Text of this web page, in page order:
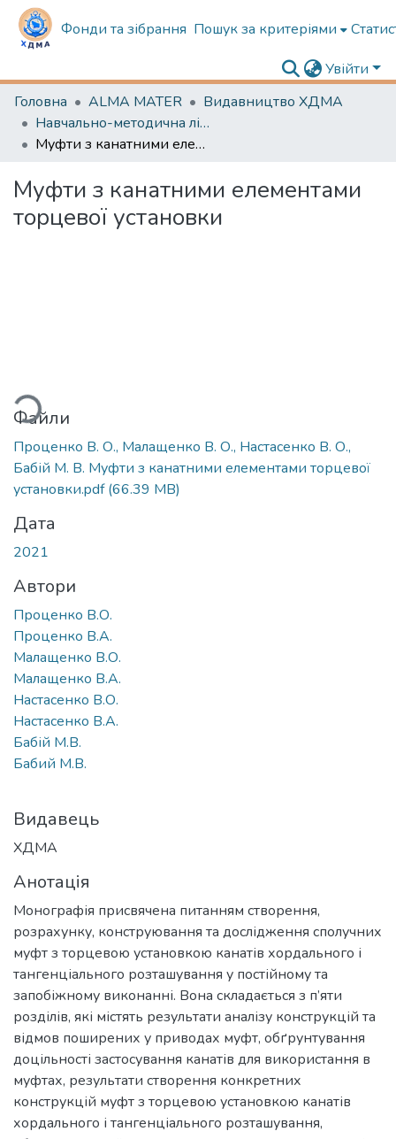
Фонди та зібрання Пошук за критеріями
Увійти
Головна
ALMA MATER
Видавництво ХДМА
Навчально-методична література
Муфти з канатними елементами торцевої установки
Муфти з канатними елементами
торцевої установки
Файли
Проценко В. О., Малащенко В. О., Настасенко В. О.,
Бабій М. В. Муфти з канатними елементами торцевої
установки.pdf(66.39 MB)
Дата
2021
Автори
Проценко В.О.
Проценко В.А.
Малащенко В.О.
Малащенко В.А.
Настасенко В.О.
Настасенко В.А.
Бабій М.В.
Бабий М.В.
Видавець
ХДМА
Анотація
Монографія присвячена питанням створення,
розрахунку, конструювання та дослідження сполучних
муфт з торцевою установкою канатів хордального і
тангенціального розташування у постійному та
запобіжному виконанні. Вона складається з п’яти
розділів, які містять результати аналізу конструкцій та
відмов поширених у приводах муфт, обґрунтування
доцільності застосування канатів для використання в
муфтах, результати створення конкретних
конструкцій муфт з торцевою установкою канатів
хордального і тангенціального розташування,